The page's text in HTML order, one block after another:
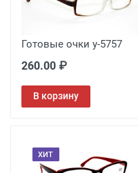
Готовые очки у-5757
260.00 ₽
В корзину
ХИТ